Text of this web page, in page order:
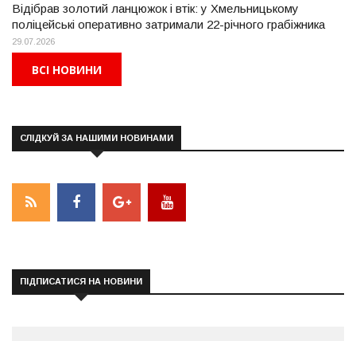
Відібрав золотий ланцюжок і втік: у Хмельницькому
поліцейські оперативно затримали 22-річного грабіжника
29.07.2026
ВСІ НОВИНИ
СЛІДКУЙ ЗА НАШИМИ НОВИНАМИ
ПІДПИСАТИСЯ НА НОВИНИ